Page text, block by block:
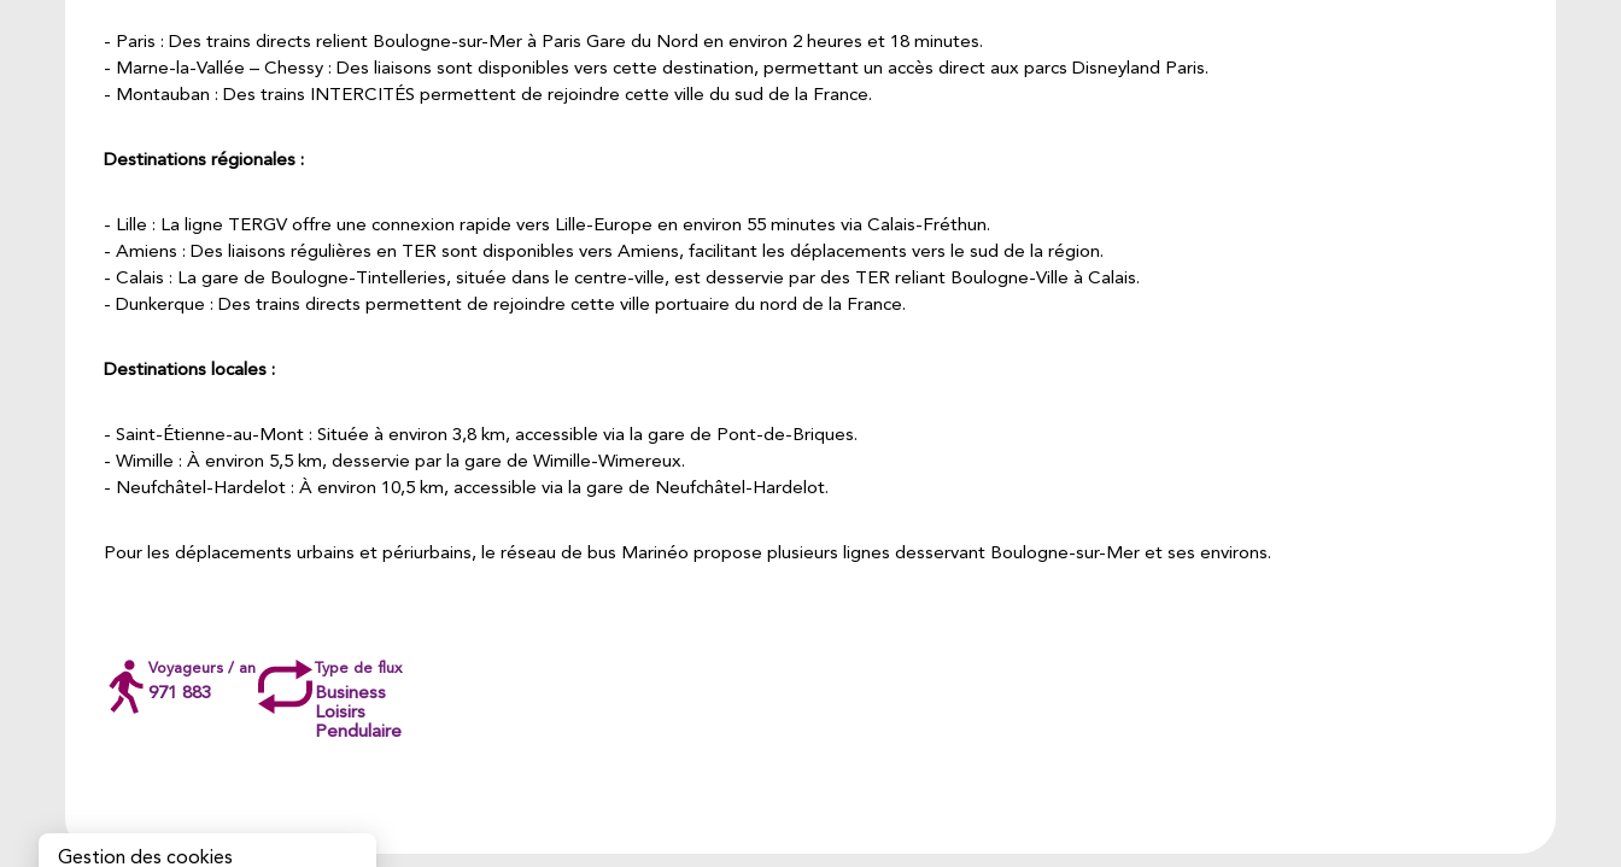
Paris : Des trains directs relient Boulogne-sur-Mer à Paris Gare du Nord en environ 2 heures et 18 minutes.
Marne-la-Vallée – Chessy : Des liaisons sont disponibles vers cette destination, permettant un accès direct aux parcs Disneyland Paris.
Montauban : Des trains INTERCITÉS permettent de rejoindre cette ville du sud de la France.
Destinations régionales :
Lille : La ligne TERGV offre une connexion rapide vers Lille-Europe en environ 55 minutes via Calais-Fréthun.
Amiens : Des liaisons régulières en TER sont disponibles vers Amiens, facilitant les déplacements vers le sud de la région.
Calais : La gare de Boulogne-Tintelleries, située dans le centre-ville, est desservie par des TER reliant Boulogne-Ville à Calais.
Dunkerque : Des trains directs permettent de rejoindre cette ville portuaire du nord de la France.
Destinations locales :
Saint-Étienne-au-Mont : Située à environ 3,8 km, accessible via la gare de Pont-de-Briques.
Wimille : À environ 5,5 km, desservie par la gare de Wimille-Wimereux.
Neufchâtel-Hardelot : À environ 10,5 km, accessible via la gare de Neufchâtel-Hardelot.
Pour les déplacements urbains et périurbains, le réseau de bus Marinéo propose plusieurs lignes desservant Boulogne-sur-Mer et ses environs.
Voyageurs / an
971 883
Type de flux
Business
Loisirs
Pendulaire
Gestion des cookies